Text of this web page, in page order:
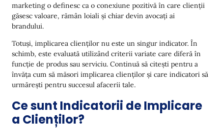
Rata de Părăsire
Valoarea pe Durata Vieții Clientului (LTV)
Rata de Retenție a Clienților (CRR)
Rata de Adoptare a Funcționalităților
Scorul de Satisfacție al Clienților (CSAT)
Scorul Net Promoter (NPS)
Scorul de Efort al Clienților (CES)
marketing o definesc ca o conexiune pozitivă în care clienții
găsesc valoare, rămân loiali și chiar devin avocați ai
brandului.
Totuși, implicarea clienților nu este un singur indicator. În
schimb, este evaluată utilizând criterii variate care diferă în
funcție de produs sau serviciu. Continuă să citești pentru a
învăța cum să măsori implicarea clienților și care indicatori să
urmărești pentru succesul afacerii tale.
Ce sunt Indicatorii de Implicare
a Clienților?